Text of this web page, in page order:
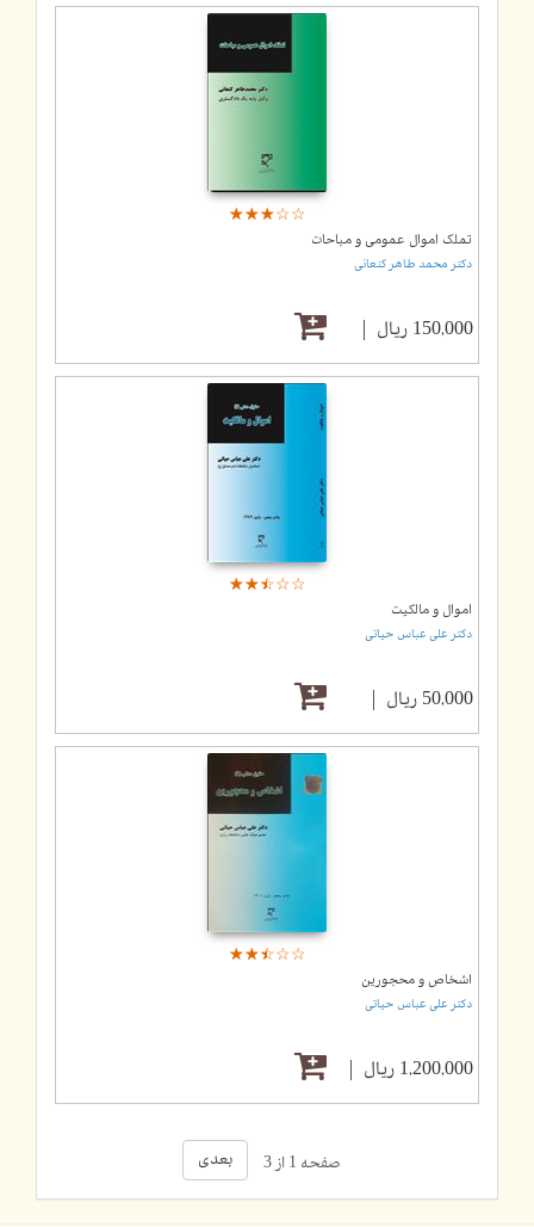
☆☆☆☆☆
★★★★★
تملک اموال عمومی و مباحات
دکتر محمد طاهر کنعانی
150,000 ریال
☆☆☆☆☆
★★★★★
اموال و مالکیت
دکتر علی عباس حیاتی
50,000 ریال
☆☆☆☆☆
★★★★★
اشخاص و محجورین
دکتر علی عباس حیاتی
1,200,000 ریال
صفحه 1 از 3 بعدی